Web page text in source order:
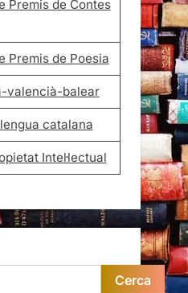
Premis de Contes
Premis de Poesia
valencià-balear
catalana
Intel·lectual
Cerca